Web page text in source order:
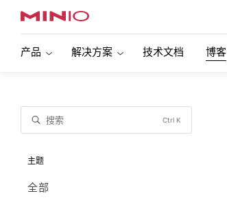
产品
概述
解决方案
对象存储正在推动人工智能革命。了解MinIO如
使用Snowflake Data Cloud在MinIO上查询和
技术文档 博客
搜索 Ctrl K
主题
全部